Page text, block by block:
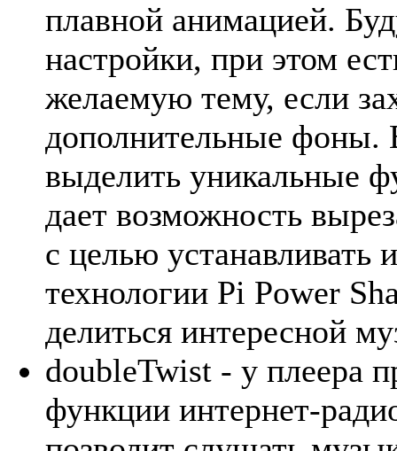
плавной анимацией.
настройки, при этом
желаемую тему, если
дополнительные фоны.
выделить уникальные
дает возможность
с целью устанавливать
технологии Pi Power
делиться интересной
doubleTwist - у плеера
функции интернет-